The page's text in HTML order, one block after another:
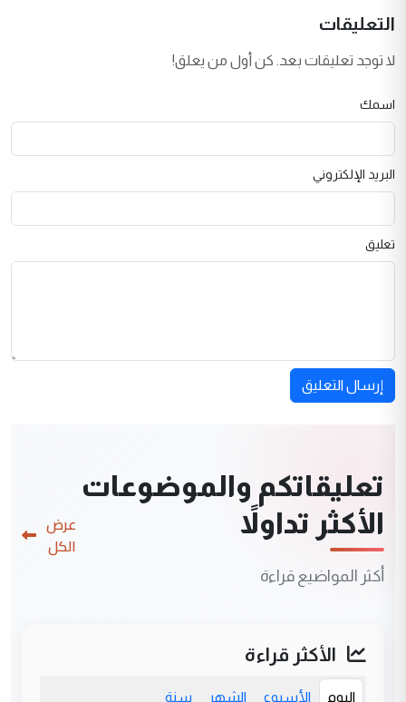
التعليقات
لا توجد تعليقات بعد. كن أول من يعلق!
اسمك
البريد الإلكتروني
تعليق
إرسال التعليق
تعليقاتكم والموضوعات
الأكثر تداولاً
أكثر المواضيع قراءة
عرض
الكل
الأكثر قراءة
اليوم الأسبوع الشهر سنة